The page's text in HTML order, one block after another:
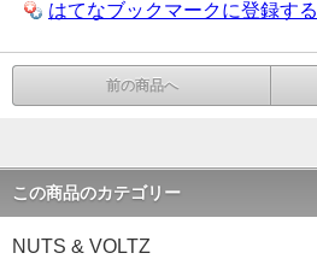
はてなブックマークに登録する
前の商品へ
この商品のカテゴリー
NUTS & VOLTZ